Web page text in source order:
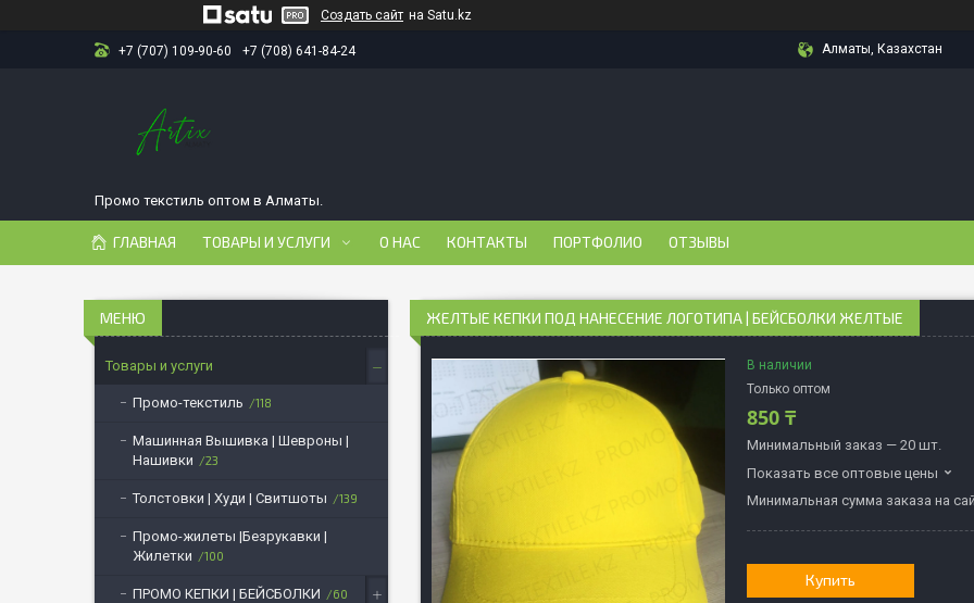
Создать сайт на Satu.kz
+7 (707) 109-90-60 +7 (708) 641-84-24 Алматы, Казахстан
Промо текстиль оптом в Алматы.
ГЛАВНАЯ ТОВАРЫ И УСЛУГИ О НАС КОНТАКТЫ ПОРТФОЛИО ОТЗЫВЫ
ЖЕЛТЫЕ КЕПКИ ПОД НАНЕСЕНИЕ ЛОГОТИПА | БЕЙСБОЛКИ ЖЕЛТЫЕ
В наличии
Только оптом
850 ₸
Минимальный заказ — 20 шт.
Показать все оптовые цены
Минимальная сумма заказа на
Купить
Товары и услуги
Промо-текстиль 118
Машинная Вышивка | Шевроны |
Нашивки
23
Толстовки | Худи | Свитшоты 139
Промо-жилеты |Безрукавки |
Жилетки
100
ПРОМО КЕПКИ | БЕЙСБОЛКИ 60